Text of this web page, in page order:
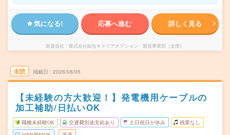
気になる! 応募へ進む 詳しく見る
派遣会社 株式会社綜合キャリアオプション 製造事業部（全国）
未読 掲載日 2026/08/05
【未経験の方大歓迎！】発電機用ケーブルの
加工補助/日払いOK
職種未経験OK 交通費別途支給あり 土日祝日が休み 残業なし